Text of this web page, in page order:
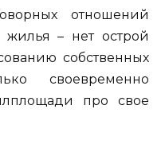
отношений
– нет острой
собственных
своевременно
про свое